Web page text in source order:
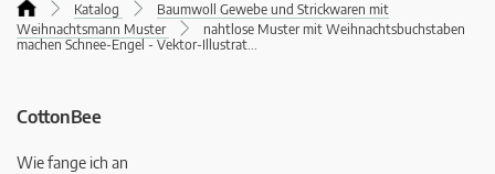
Katalog
Baumwoll Gewebe und Strickwaren mit
Weihnachtsmann Muster
nahtlose Muster mit Weihnachtsbuchstaben
machen Schnee-Engel - Vektor-Illustrat...
CottonBee
Wie fange ich an